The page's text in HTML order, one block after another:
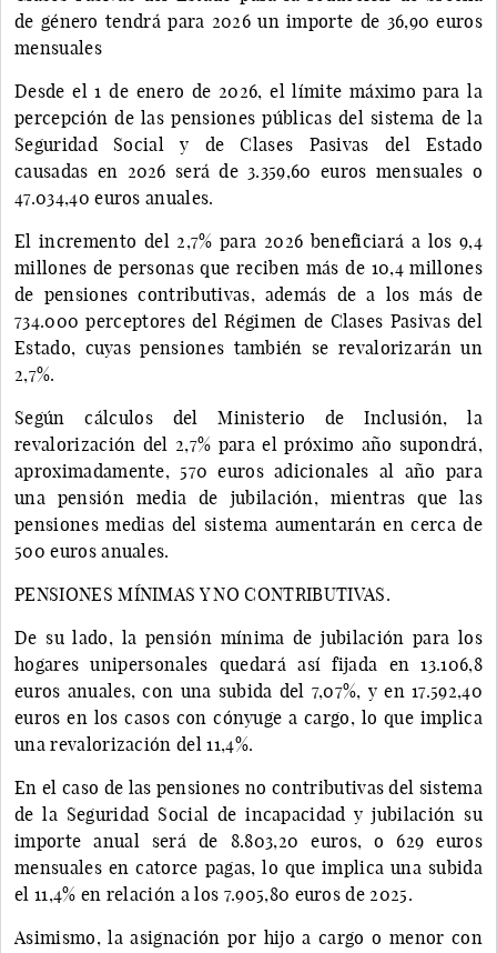
de género tendrá para 2026 un importe de 36,90 euros
mensuales
Desde el 1 de enero de 2026, el límite máximo para la
percepción de las pensiones públicas del sistema de la
Seguridad Social y de Clases Pasivas del Estado
causadas en 2026 será de 3.359,60 euros mensuales o
47.034,40 euros anuales.
El incremento del 2,7% para 2026 beneficiará a los 9,4
millones de personas que reciben más de 10,4 millones
de pensiones contributivas, además de a los más de
734.000 perceptores del Régimen de Clases Pasivas del
Estado, cuyas pensiones también se revalorizarán un
2,7%.
Según cálculos del Ministerio de Inclusión, la
revalorización del 2,7% para el próximo año supondrá,
aproximadamente, 570 euros adicionales al año para
una pensión media de jubilación, mientras que las
pensiones medias del sistema aumentarán en cerca de
500 euros anuales.
PENSIONES MÍNIMAS Y NO CONTRIBUTIVAS.
De su lado, la pensión mínima de jubilación para los
hogares unipersonales quedará así fijada en 13.106,8
euros anuales, con una subida del 7,07%, y en 17.592,40
euros en los casos con cónyuge a cargo, lo que implica
una revalorización del 11,4%.
En el caso de las pensiones no contributivas del sistema
de la Seguridad Social de incapacidad y jubilación su
importe anual será de 8.803,20 euros, o 629 euros
mensuales en catorce pagas, lo que implica una subida
el 11,4% en relación a los 7.905,80 euros de 2025.
Asimismo, la asignación por hijo a cargo o menor con